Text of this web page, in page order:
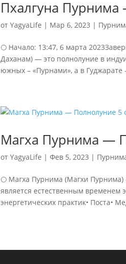
Пхалгуна
отYagyaLife | Мар 6, 2023 |
🌕 Начало: 13:47, 6 марта
Даханам) — это полнолуние в
южных – «Пурнами», а в Гуджарате
Магха Пурнима —
отYagyaLife |Фев 5, 2023 |
🌕 Магха Пурнима (Магхи
является естественным временем
энергетических практик• Поста•